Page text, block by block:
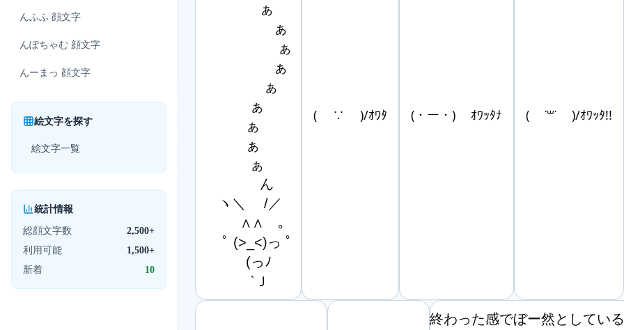
んふふ 顔文字
んぽちゃむ 顔文字
んーまっ 顔文字
絵文字を探す
絵文字一覧
統計情報
総顔文字数
2,500+
利用可能
1,500+
新着
10
ぁ
ぁ
ぁ
ぁ
ぁ
ぁ
ぁ
ぁ
ぁ
ん
ヽ＼　 /／
∧∧　｡
ﾟ (>_<)っ ﾟ
(っﾉ
`Ｊ
( ∵ )/ｵﾜﾀ (・ー・) ｵﾜｯﾀﾅ ( ˙꒳​˙ )/ｵﾜｯﾀ!!
終わった感でぼー然としてい